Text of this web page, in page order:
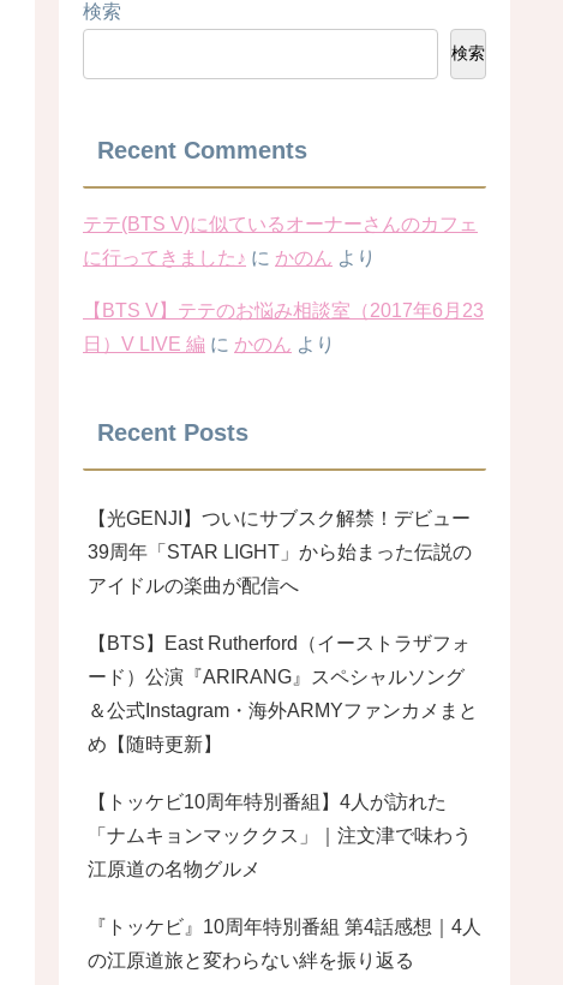
検索
検索
Recent Comments
テテ(BTS V)に似ているオーナーさんのカフェ
に行ってきました♪ に かのん より
【BTS V】テテのお悩み相談室（2017年6月23
日）V LIVE 編 に かのん より
Recent Posts
【光GENJI】ついにサブスク解禁！デビュー
39周年「STAR LIGHT」から始まった伝説の
アイドルの楽曲が配信へ
【BTS】East Rutherford（イーストラザフォ
ード）公演『ARIRANG』スペシャルソング
＆公式Instagram・海外ARMYファンカメまと
め【随時更新】
【トッケビ10周年特別番組】4人が訪れた
「ナムキョンマッククス」｜注文津で味わう
江原道の名物グルメ
『トッケビ』10周年特別番組 第4話感想｜4人
の江原道旅と変わらない絆を振り返る